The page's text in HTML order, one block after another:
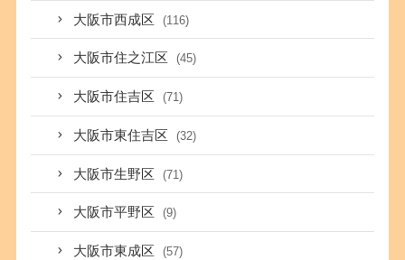
大阪市西成区 (116)
大阪市住之江区 (45)
大阪市住吉区 (71)
大阪市東住吉区 (32)
大阪市生野区 (71)
大阪市平野区 (9)
大阪市東成区 (57)